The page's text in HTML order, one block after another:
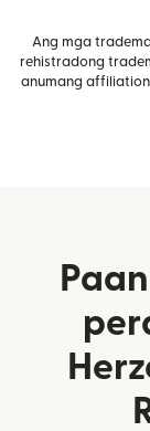
Ang mga
rehistradong
anumang